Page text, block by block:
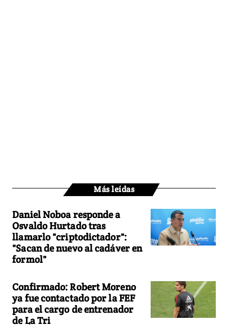
Más leídas
Daniel Noboa responde a
Osvaldo Hurtado tras
llamarlo "criptodictador":
"Sacan de nuevo al cadáver en
formol"
Confirmado: Robert Moreno
ya fue contactado por la FEF
para el cargo de entrenador
de La Tri